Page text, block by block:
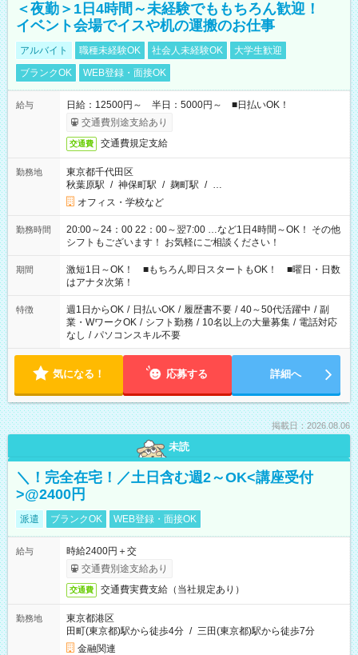
＜夜勤＞1日4時間～未経験でももちろん歓迎！
イベント会場でイスや机の運搬のお仕事
アルバイト 職種未経験OK 社会人未経験OK
大学生歓迎
ブランクOK
WEB登録・面接OK
給与
日給：12500円～ 半日：5000円～ ■日払いOK！
交通費別途支給あり
交通費 交通費規定支給
勤務地
東京都千代田区
秋葉原駅 / 神保町駅 / 麹町駅 / …
オフィス・学校など
勤務時間
20:00～24：00 22：00～翌7:00 …など1日4時間～OK！ その他
シフトもございます！ お気軽にご相談ください！
期間
激短1日～OK！ ■もちろん即日スタートもOK！ ■曜日・日数
はアナタ次第！
特徴 週1日からOK / 日払いOK / 履歴書不要 / 40～50代活躍中 / 副
業・WワークOK / シフト勤務 / 10名以上の大量募集 / 電話対応
なし / パソコンスキル不要
気になる！ 応募する 詳細へ
掲載日：2026.08.06
未読
＼！完全在宅！／土日含む週2～OK<講座受付
>@2400円
派遣 ブランクOK WEB登録・面接OK
給与
時給2400円＋交
交通費別途支給あり
交通費 交通費実費支給（当社規定あり）
勤務地
東京都港区
田町(東京都)駅から徒歩4分 / 三田(東京都)駅から徒歩7分
金融関連